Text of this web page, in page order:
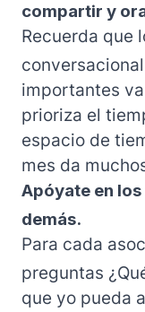
compartir y
Recuerda que
importantes
prioriza el
espacio de
mes da
Apóyate en
demás.
Para cada
preguntas
que yo pueda